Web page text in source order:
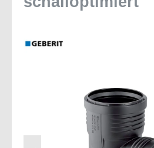
Bildergalerie überspringen